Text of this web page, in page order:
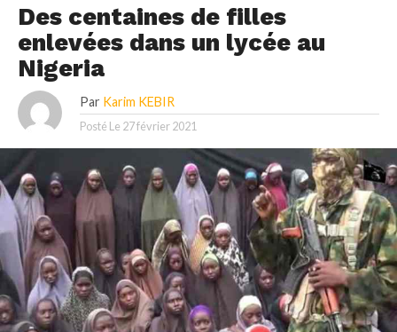
Des centaines de filles
enlevées dans un lycée au
Nigeria
Par Karim KEBIR
Posté Le 27 février 2021